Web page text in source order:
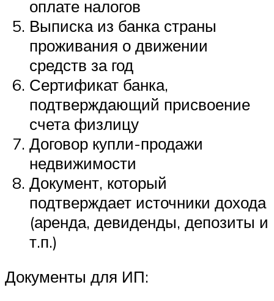
оплате налогов
Выписка из банка страны
проживания о движении
средств за год
Сертификат банка,
подтверждающий присвоение
счета физлицу
Договор купли-продажи
недвижимости
Документ, который
подтверждает источники дохода
(аренда, девиденды, депозиты и
т.п.)
Документы для ИП: